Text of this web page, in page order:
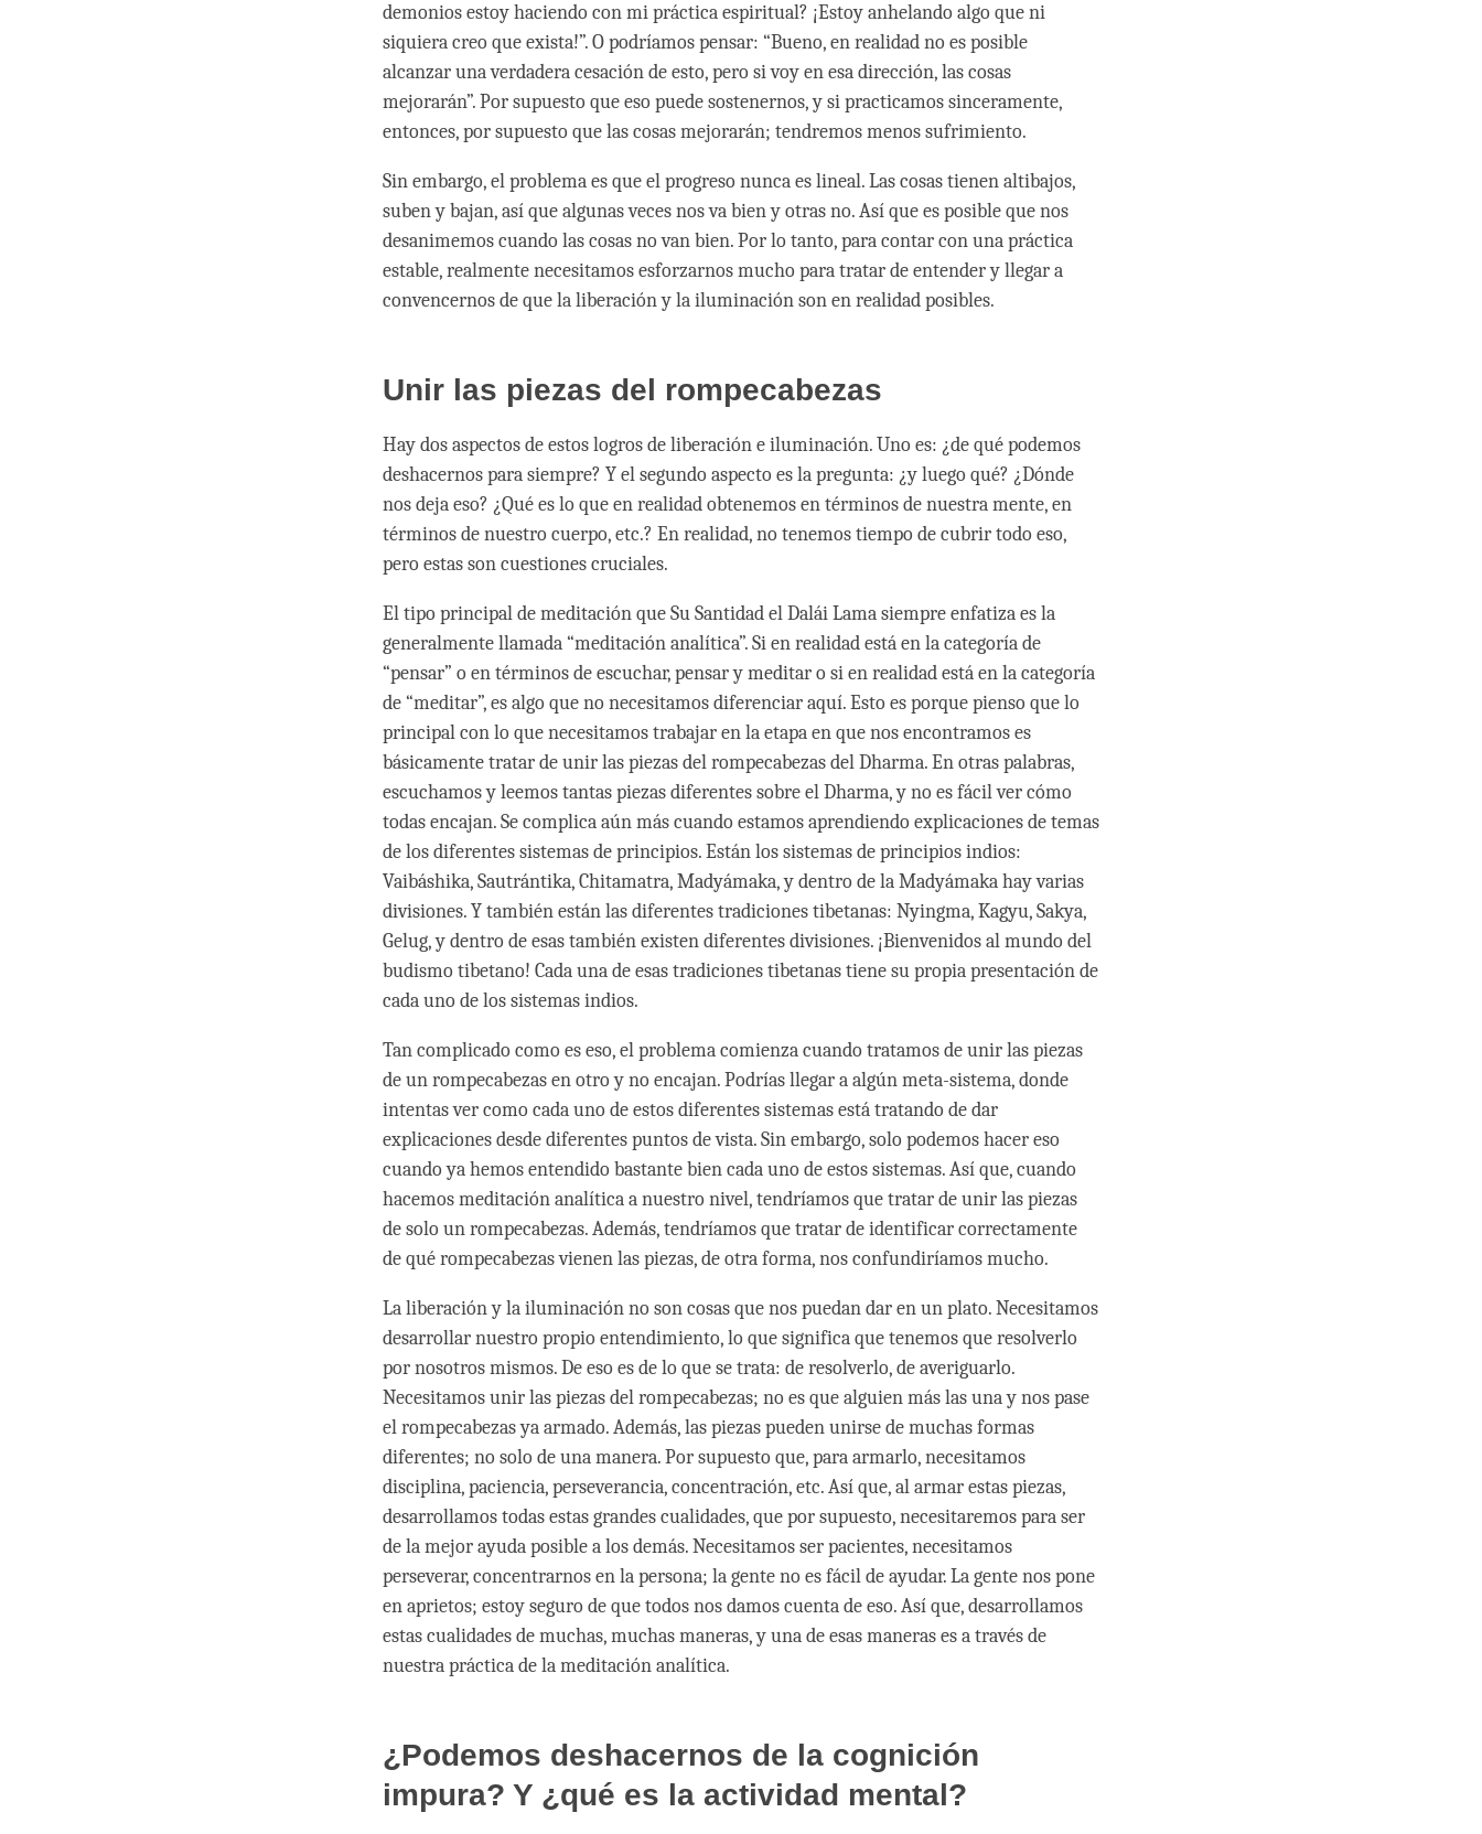
demonios estoy haciendo con mi práctica espiritual? ¡Estoy anhelando algo que ni
siquiera creo que exista!”. O podríamos pensar: “Bueno, en realidad no es posible
alcanzar una verdadera cesación de esto, pero si voy en esa dirección, las cosas
mejorarán”. Por supuesto que eso puede sostenernos, y si practicamos sinceramente,
entonces, por supuesto que las cosas mejorarán; tendremos menos sufrimiento.
Sin embargo, el problema es que el progreso nunca es lineal. Las cosas tienen altibajos,
suben y bajan, así que algunas veces nos va bien y otras no. Así que es posible que nos
desanimemos cuando las cosas no van bien. Por lo tanto, para contar con una práctica
estable, realmente necesitamos esforzarnos mucho para tratar de entender y llegar a
convencernos de que la liberación y la iluminación son en realidad posibles.
Unir las piezas del rompecabezas
Hay dos aspectos de estos logros de liberación e iluminación. Uno es: ¿de qué podemos
deshacernos para siempre? Y el segundo aspecto es la pregunta: ¿y luego qué? ¿Dónde
nos deja eso? ¿Qué es lo que en realidad obtenemos en términos de nuestra mente, en
términos de nuestro cuerpo, etc.? En realidad, no tenemos tiempo de cubrir todo eso,
pero estas son cuestiones cruciales.
El tipo principal de meditación que Su Santidad el Dalái Lama siempre enfatiza es la
generalmente llamada “meditación analítica”. Si en realidad está en la categoría de
“pensar” o en términos de escuchar, pensar y meditar o si en realidad está en la categoría
de “meditar”, es algo que no necesitamos diferenciar aquí. Esto es porque pienso que lo
principal con lo que necesitamos trabajar en la etapa en que nos encontramos es
básicamente tratar de unir las piezas del rompecabezas del Dharma. En otras palabras,
escuchamos y leemos tantas piezas diferentes sobre el Dharma, y no es fácil ver cómo
todas encajan. Se complica aún más cuando estamos aprendiendo explicaciones de temas
de los diferentes sistemas de principios. Están los sistemas de principios indios:
Vaibáshika, Sautrántika, Chitamatra, Madyámaka, y dentro de la Madyámaka hay varias
divisiones. Y también están las diferentes tradiciones tibetanas: Nyingma, Kagyu, Sakya,
Gelug, y dentro de esas también existen diferentes divisiones. ¡Bienvenidos al mundo del
budismo tibetano! Cada una de esas tradiciones tibetanas tiene su propia presentación de
cada uno de los sistemas indios.
Tan complicado como es eso, el problema comienza cuando tratamos de unir las piezas
de un rompecabezas en otro y no encajan. Podrías llegar a algún meta-sistema, donde
intentas ver como cada uno de estos diferentes sistemas está tratando de dar
explicaciones desde diferentes puntos de vista. Sin embargo, solo podemos hacer eso
cuando ya hemos entendido bastante bien cada uno de estos sistemas. Así que, cuando
hacemos meditación analítica a nuestro nivel, tendríamos que tratar de unir las piezas
de solo un rompecabezas. Además, tendríamos que tratar de identificar correctamente
de qué rompecabezas vienen las piezas, de otra forma, nos confundiríamos mucho.
La liberación y la iluminación no son cosas que nos puedan dar en un plato. Necesitamos
desarrollar nuestro propio entendimiento, lo que significa que tenemos que resolverlo
por nosotros mismos. De eso es de lo que se trata: de resolverlo, de averiguarlo.
Necesitamos unir las piezas del rompecabezas; no es que alguien más las una y nos pase
el rompecabezas ya armado. Además, las piezas pueden unirse de muchas formas
diferentes; no solo de una manera. Por supuesto que, para armarlo, necesitamos
disciplina, paciencia, perseverancia, concentración, etc. Así que, al armar estas piezas,
desarrollamos todas estas grandes cualidades, que por supuesto, necesitaremos para ser
de la mejor ayuda posible a los demás. Necesitamos ser pacientes, necesitamos
perseverar, concentrarnos en la persona; la gente no es fácil de ayudar. La gente nos pone
en aprietos; estoy seguro de que todos nos damos cuenta de eso. Así que, desarrollamos
estas cualidades de muchas, muchas maneras, y una de esas maneras es a través de
nuestra práctica de la meditación analítica.
¿Podemos deshacernos de la cognición
impura? Y ¿qué es la actividad mental?